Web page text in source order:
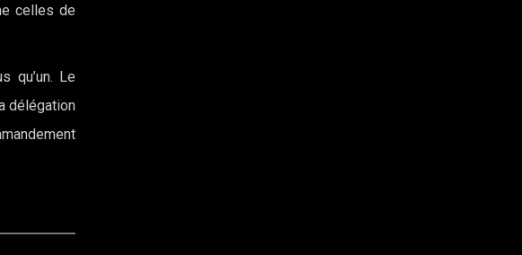
celles de
qu’un. Le
délégation